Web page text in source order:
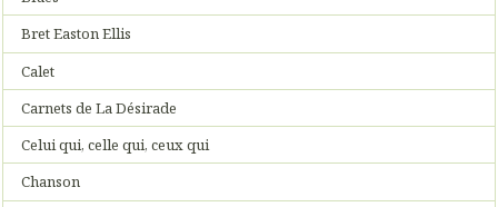
Bret Easton Ellis
Calet
Carnets de La Désirade
Celui qui, celle qui, ceux qui
Chanson